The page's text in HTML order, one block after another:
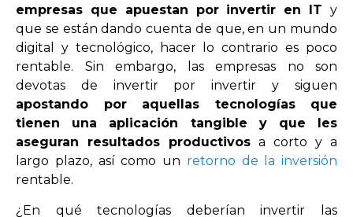
empresas que apuestan por invertir en IT y
que se están dando cuenta de que, en un mundo
digital y tecnológico, hacer lo contrario es poco
rentable. Sin embargo, las empresas no son
devotas de invertir por invertir y siguen
apostando por aquellas tecnologías que
tienen una aplicación tangible y que les
aseguran resultados productivos a corto y a
largo plazo, así como un retorno de la inversión
rentable.
¿En qué tecnologías deberían invertir las